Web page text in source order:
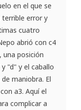
en el que se
error y
cuatro
abrió con c4
una posición
"d" y el caballo
maniobra. El
a3. Aquí el
complicar a